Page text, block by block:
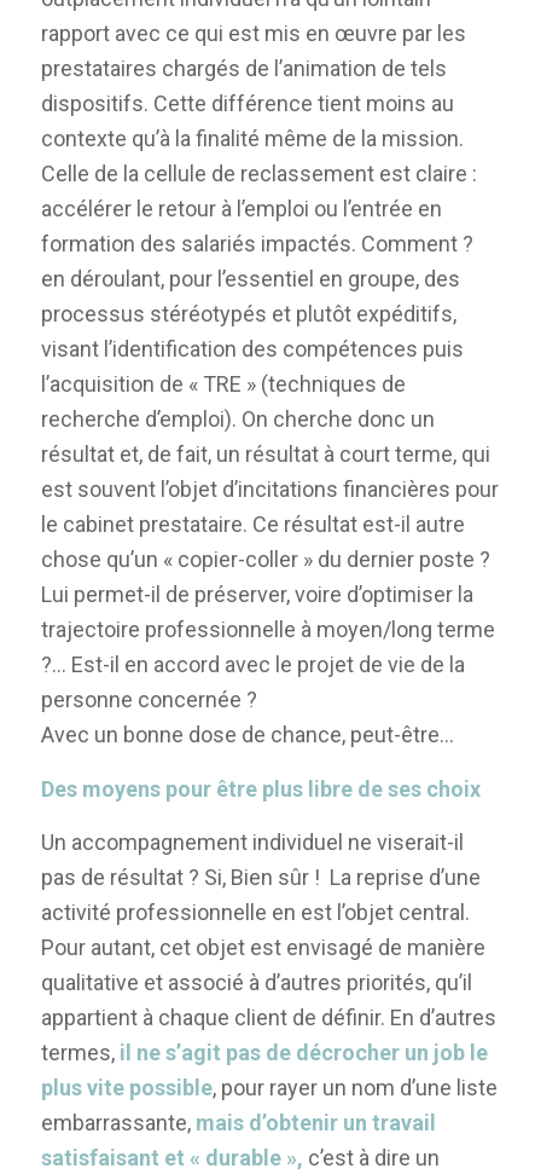
rapport avec ce qui est mis en œuvre par les
prestataires chargés de l’animation de tels
dispositifs. Cette différence tient moins au
contexte qu’à la finalité même de la mission.
Celle de la cellule de reclassement est claire :
accélérer le retour à l’emploi ou l’entrée en
formation des salariés impactés. Comment ?
en déroulant, pour l’essentiel en groupe, des
processus stéréotypés et plutôt expéditifs,
visant l’identification des compétences puis
l’acquisition de « TRE » (techniques de
recherche d’emploi). On cherche donc un
résultat et, de fait, un résultat à court terme, qui
est souvent l’objet d’incitations financières pour
le cabinet prestataire. Ce résultat est-il autre
chose qu’un « copier-coller » du dernier poste ?
Lui permet-il de préserver, voire d’optimiser la
trajectoire professionnelle à moyen/long terme
?… Est-il en accord avec le projet de vie de la
personne concernée ?
Avec un bonne dose de chance, peut-être…
Des moyens pour être plus libre de ses choix
Un accompagnement individuel ne viserait-il
pas de résultat ? Si, Bien sûr ! La reprise d’une
activité professionnelle en est l’objet central.
Pour autant, cet objet est envisagé de manière
qualitative et associé à d’autres priorités, qu’il
appartient à chaque client de définir. En d’autres
termes, il ne s’agit pas de décrocher un job le
plus vite possible, pour rayer un nom d’une liste
embarrassante, mais d’obtenir un travail
satisfaisant et « durable », c’est à dire un